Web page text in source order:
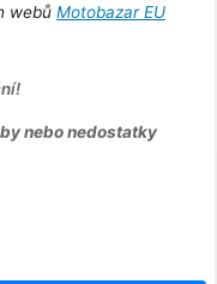
webů Motobazar EU
nebo nedostatky